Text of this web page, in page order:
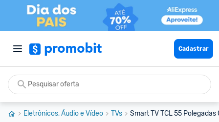
Cadastrar
Eletrônicos, Áudio e Vídeo TVs Smart TV TCL 55 Polegadas